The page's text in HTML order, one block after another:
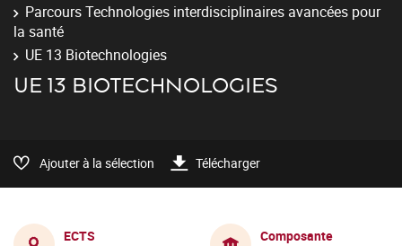
Parcours Technologies interdisciplinaires avancées pour
la santé
UE 13 Biotechnologies
UE 13 BIOTECHNOLOGIES
Ajouter à la sélection Télécharger
ECTS
Composante